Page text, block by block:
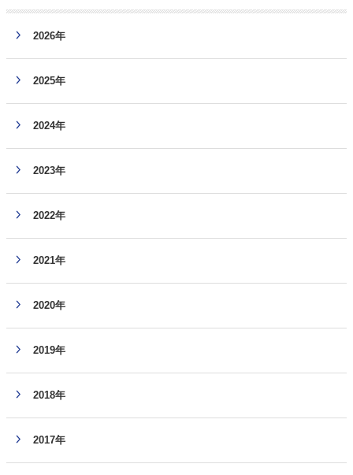
2026年
2025年
2024年
2023年
2022年
2021年
2020年
2019年
2018年
2017年